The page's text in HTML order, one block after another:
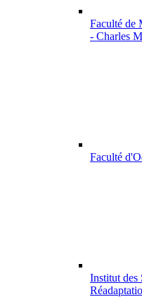
Faculté de
- Charles
Faculté
Institut des